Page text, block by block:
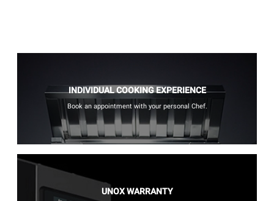
INDIVIDUAL COOKING EXPERIENCE
Book an appointment with your personal Chef.
UNOX WARRANTY